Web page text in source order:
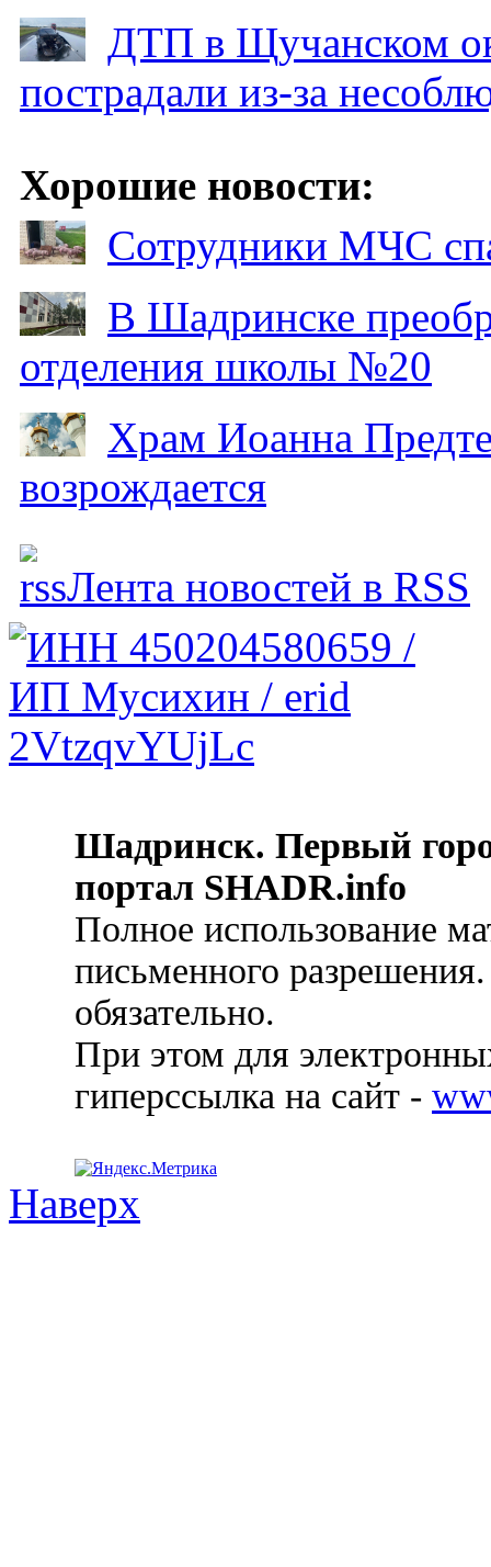
ДТП в Щучанском
пострадали из-за
Хорошие новости:
Сотрудники МЧС
В Шадринске
отделения школы №20
Храм Иоанна
возрождается
Лента новостей в RSS
Шадринск. Первый
портал SHADR.info
Полное использование
письменного
обязательно.
При этом для
гиперссылка на сайт -
Наверх